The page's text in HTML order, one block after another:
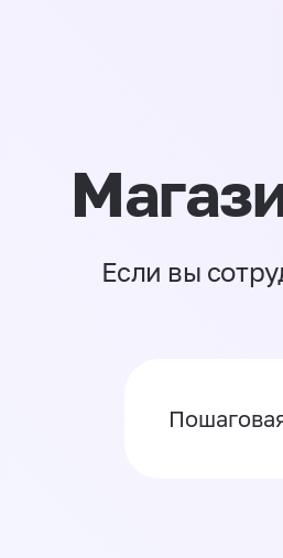
Если вы